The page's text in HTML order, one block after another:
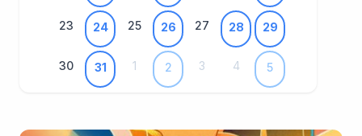
23 24 25 26 27 28 29
30 31 1 2 3 4 5